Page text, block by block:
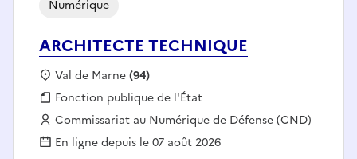
ARCHITECTE TECHNIQUE
Numérique
Localisation :
Val de Marne(94)
Fonction publique :
Fonction publique de l'État
Employeur :
Commissariat au Numérique de Défense (CND)
En ligne depuis le 07 août 2026